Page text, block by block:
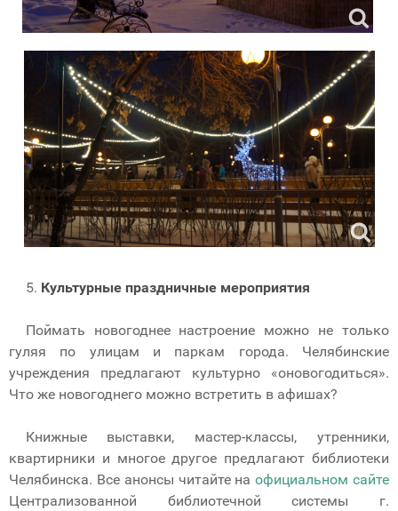
5. Культурные праздничные мероприятия
Поймать новогоднее настроение можно не только
гуляя по улицам и паркам города. Челябинские
учреждения предлагают культурно «оновогодиться».
Что же новогоднего можно встретить в афишах?
Книжные выставки, мастер-классы, утренники,
квартирники и многое другое предлагают библиотеки
Челябинска. Все анонсы читайте наофициальном сайте
Централизованной библиотечной системы г.